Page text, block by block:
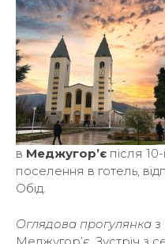
в Меджугор’є після
поселення в готель,
Обід.
Оглядова прогулянка